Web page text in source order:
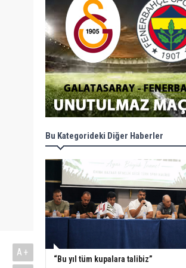
A+
Bu Kategorideki Diğer Haberler
“Bu yıl tüm kupalara talibiz”